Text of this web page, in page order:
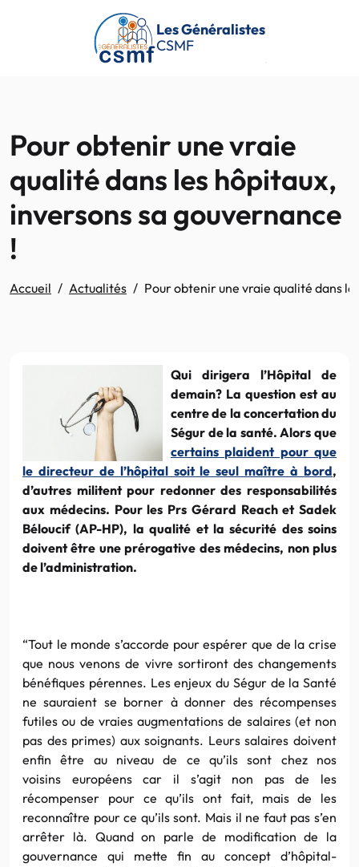
Passer au contenu principal
Les Généralistes
CSMF
Pour obtenir une vraie
qualité dans les hôpitaux,
inversons sa gouvernance
!
Accueil Actualités Pour obtenir une vraie qualité dans
Qui dirigera l’Hôpital de
demain? La question est au
centre de la concertation du
Ségur de la santé. Alors que
certains plaident pour que
le directeur de l’hôpital soit le seul maître à bord,
d’autres militent pour redonner des responsabilités
aux médecins. Pour les Prs Gérard Reach et Sadek
Béloucif (AP-HP), la qualité et la sécurité des soins
doivent être une prérogative des médecins, non plus
de l’administration.
“Tout le monde s’accorde pour espérer que de la crise
que nous venons de vivre sortiront des changements
bénéfiques pérennes. Les enjeux du Ségur de la Santé
ne sauraient se borner à donner des récompenses
futiles ou de vraies augmentations de salaires (et non
pas des primes) aux soignants. Leurs salaires doivent
enfin être au niveau de ce qu’ils sont chez nos
voisins européens car il s’agit non pas de les
récompenser pour ce qu’ils ont fait, mais de les
reconnaître pour ce qu’ils sont. Mais il ne faut pas s’en
arrêter là. Quand on parle de modification de la
gouvernance qui mette fin au concept d’hôpital-